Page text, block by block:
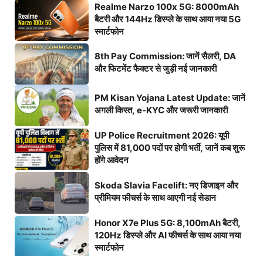
Realme Narzo 100x 5G: 8000mAh
बैटरी और 144Hz डिस्प्ले के साथ आया नया 5G
स्मार्टफोन
8th Pay Commission: जानें सैलरी, DA
और फिटमेंट फैक्टर से जुड़ी नई जानकारी
PM Kisan Yojana Latest Update: जानें
अगली किस्त, e-KYC और जरूरी जानकारी
UP Police Recruitment 2026: यूपी
पुलिस में 81,000 पदों पर होगी भर्ती, जानें कब शुरू
होंगे आवेदन
Skoda Slavia Facelift: नए डिजाइन और
प्रीमियम फीचर्स के साथ आएगी नई सेडान
Honor X7e Plus 5G: 8,100mAh बैटरी,
120Hz डिस्प्ले और AI फीचर्स के साथ आया नया
स्मार्टफोन